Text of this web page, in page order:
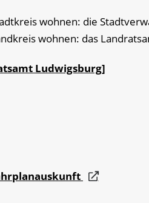
wohnen: die
wohnen: das
Ludwigsburg]